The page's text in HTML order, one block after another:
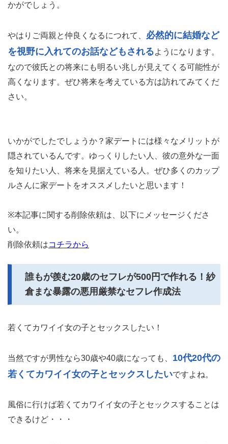
かがでしょう。
やはりご両親と仲良くなるにつれて、 必然的に結婚など
を視野に入れてのお話などもされるようになります。
なので彼氏との将来にも明るい兆しが見えてくる可能性が
高くなります。ぜひ将来を考えている方は訪れてみてくだ
さい。
いかがでしたでしょうか？家デートには様々なメリットが
隠されているんです。ゆっくりしたい人、彼の意外な一面
を知りたい人、将来を見据えている人。ぜひ多くのカップ
ルさんに家デートをオススメしたいと思います！
※本記事に関する削除依頼は、以下にメッセージくださ
い。
削除依頼はコチラから
誰もが羨む20歳のセフレが500円で作れる！紗
倉まな暴露の悪用厳禁なセフレ作成法
若くてカワイイ女の子とセックスしたい！
当然ですが男性なら30歳や40歳になっても、 10代20代の
若くてカワイイ女の子とセックスしたいですよね。
風俗に行けば若くてカワイイ女の子とセックスすることは
できるけど・・・